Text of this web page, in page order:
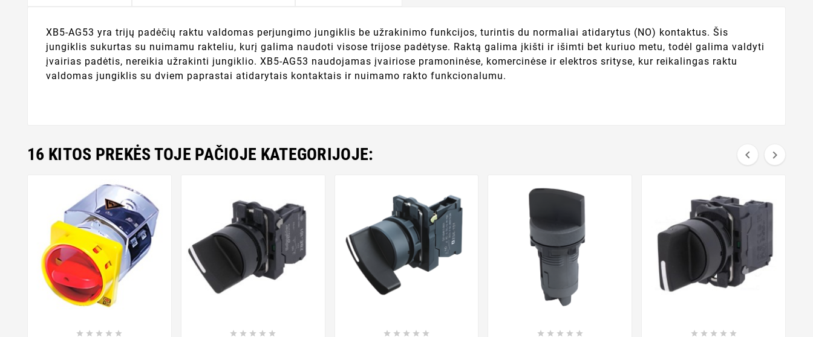
XB5-AG53 yra trijų padėčių raktu valdomas perjungimo jungiklis be užrakinimo funkcijos, turintis du normaliai atidarytus (NO) kontaktus. Šis
jungiklis sukurtas su nuimamu rakteliu, kurį galima naudoti visose trijose padėtyse. Raktą galima įkišti ir išimti bet kuriuo metu, todėl galima valdyti
įvairias padėtis, nereikia užrakinti jungiklio. XB5-AG53 naudojamas įvairiose pramoninėse, komercinėse ir elektros srityse, kur reikalingas raktu
valdomas jungiklis su dviem paprastai atidarytais kontaktais ir nuimamo rakto funkcionalumu.
16 KITOS PREKĖS TOJE PAČIOJE KATEGORIJOJE:  
                        